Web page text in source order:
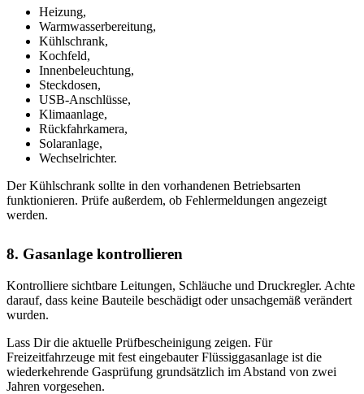
Heizung,
Warmwasserbereitung,
Kühlschrank,
Kochfeld,
Innenbeleuchtung,
Steckdosen,
USB-Anschlüsse,
Klimaanlage,
Rückfahrkamera,
Solaranlage,
Wechselrichter.
Der Kühlschrank sollte in den vorhandenen Betriebsarten
funktionieren. Prüfe außerdem, ob Fehlermeldungen angezeigt
werden.
8. Gasanlage kontrollieren
Kontrolliere sichtbare Leitungen, Schläuche und Druckregler. Achte
darauf, dass keine Bauteile beschädigt oder unsachgemäß verändert
wurden.
Lass Dir die aktuelle Prüfbescheinigung zeigen. Für
Freizeitfahrzeuge mit fest eingebauter Flüssiggasanlage ist die
wiederkehrende Gasprüfung grundsätzlich im Abstand von zwei
Jahren vorgesehen.